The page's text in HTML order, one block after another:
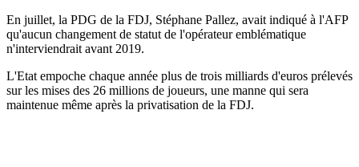
En juillet, la PDG de la FDJ, Stéphane Pallez, avait indiqué à l'AFP
qu'aucun changement de statut de l'opérateur emblématique
n'interviendrait avant 2019.
L'Etat empoche chaque année plus de trois milliards d'euros prélevés
sur les mises des 26 millions de joueurs, une manne qui sera
maintenue même après la privatisation de la FDJ.